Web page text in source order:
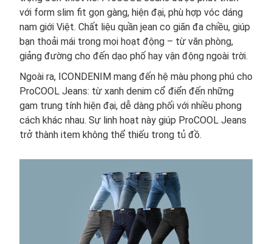
với form slim fit gọn gàng, hiện đại, phù hợp vóc dáng
nam giới Việt. Chất liệu quần jean co giãn đa chiều, giúp
bạn thoải mái trong mọi hoạt động – từ văn phòng,
giảng đường cho đến dạo phố hay vận động ngoài trời.
Ngoài ra, ICONDENIM mang đến hệ màu phong phú cho
ProCOOL Jeans: từ xanh denim cổ điển đến những
gam trung tính hiện đại, dễ dàng phối với nhiều phong
cách khác nhau. Sự linh hoạt này giúp ProCOOL Jeans
trở thành item không thể thiếu trong tủ đồ.